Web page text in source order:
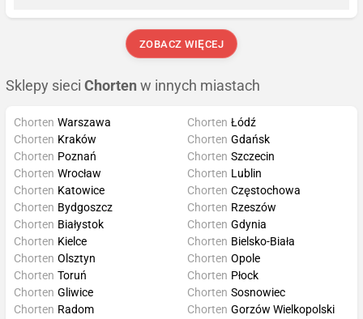
ZOBACZ WIĘCEJ
Sklepy sieci Chorten w innych miastach
Chorten Warszawa
Chorten Kraków
Chorten Poznań
Chorten Wrocław
Chorten Łódź
Chorten Gdańsk
Chorten Szczecin
Chorten Lublin
Chorten Katowice
Chorten Bydgoszcz
Chorten Białystok
Chorten Kielce
Chorten Częstochowa
Chorten Rzeszów
Chorten Gdynia
Chorten Bielsko-Biała
Chorten Olsztyn
Chorten Toruń
Chorten Gliwice
Chorten Radom
Chorten Opole
Chorten Płock
Chorten Sosnowiec
Chorten Gorzów Wielkopolski